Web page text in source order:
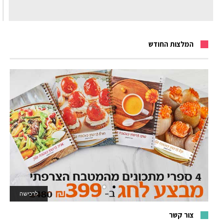
המלצות החודש
לרכישה
לאתר המשחקים
צור קשר